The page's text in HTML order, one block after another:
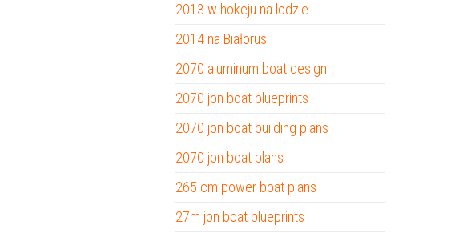
2013 w hokeju na lodzie
2014 na Białorusi
2070 aluminum boat design
2070 jon boat blueprints
2070 jon boat building plans
2070 jon boat plans
265 cm power boat plans
27m jon boat blueprints